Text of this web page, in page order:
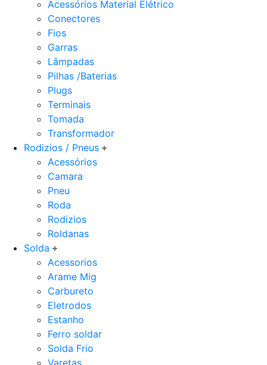
Acessórios Material Elétrico
Conectores
Fios
Garras
Lâmpadas
Pilhas /Baterias
Plugs
Terminais
Tomada
Transformador
Rodizios / Pneus
Acessórios
Camara
Pneu
Roda
Rodizios
Roldanas
Solda
Acessorios
Arame Mig
Carbureto
Eletrodos
Estanho
Ferro soldar
Solda Frio